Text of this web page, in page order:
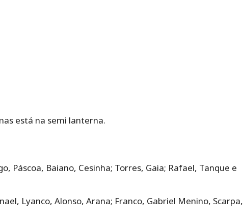
está na semi lanterna.
Páscoa, Baiano, Cesinha; Torres, Gaia; Rafael, Tanque e
Lyanco, Alonso, Arana; Franco, Gabriel Menino, Scarpa,